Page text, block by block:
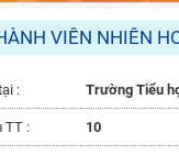
VIÊN NHIÊN
: Trường Tiểu
TT : 10